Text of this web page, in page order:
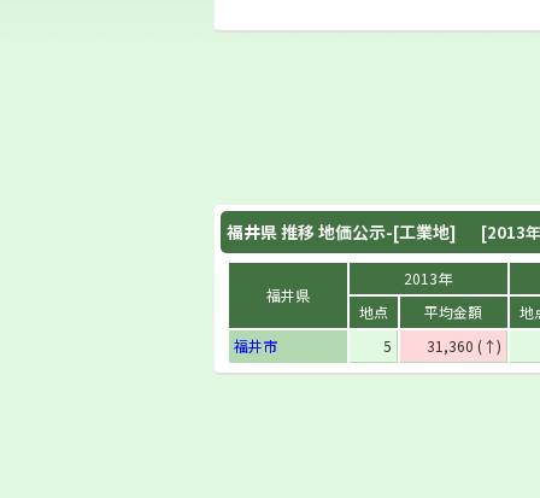
福井県推移 地価公示-[工業地] [2013
福井県
2013年
地点
平均金額
地
福井市
5 31,360 (↑)